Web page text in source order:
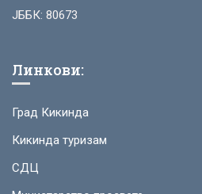
ЈББК: 80673
Линкови:
Град Кикинда
Кикинда туризам
СДЦ